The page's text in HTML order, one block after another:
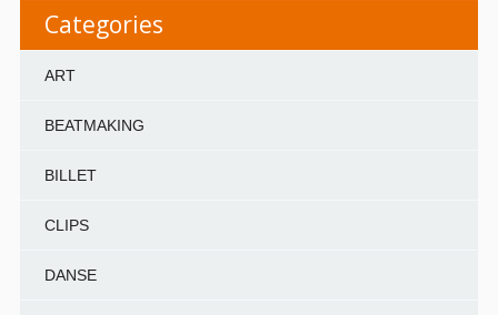
Categories
ART
BEATMAKING
BILLET
CLIPS
DANSE